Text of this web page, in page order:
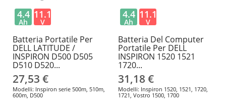
Batteria Portatile Per
DELL LATITUDE /
INSPIRON D500 D505
D510 D520...
27,53 €
Modelli: Inspiron serie 500m, 510m,
600m, D500
4.4
Ah
11.1
V
Batteria Del Computer
Portatile Per DELL
INSPIRON 1520 1521
1720...
31,18 €
Modelli: Inspiron 1520, 1521, 1720,
1721, Vostro 1500, 1700
4.4
Ah
11.1
V